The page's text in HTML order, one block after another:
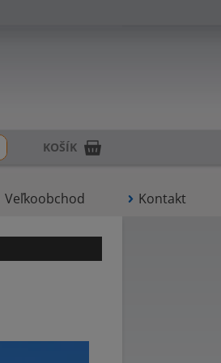
Veľkoobchod Kontakt
KOŠÍK